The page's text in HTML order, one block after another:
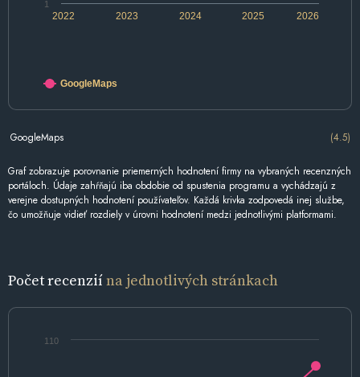
2022 2024 2026
2023 2025
1
GoogleMaps
GoogleMaps (4.5)
Graf zobrazuje porovnanie priemerných hodnotení firmy na vybraných recenzných
portáloch. Údaje zahŕňajú iba obdobie od spustenia programu a vychádzajú z
verejne dostupných hodnotení používateľov. Každá krivka zodpovedá inej službe,
čo umožňuje vidieť rozdiely v úrovni hodnotení medzi jednotlivými platformami.
Počet recenziína jednotlivých stránkach
110